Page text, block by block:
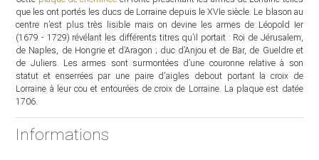
que les ont portés les ducs de Lorraine depuis le XVIe siècle. Le blason au
centre n’est plus très lisible mais on devine les armes de Léopold Ier
(1679 - 1729) révélant les différents titres qu’il portait : Roi de Jérusalem,
de Naples, de Hongrie et d’Aragon ; duc d’Anjou et de Bar, de Gueldre et
de Juliers. Les armes sont surmontées d’une couronne relative à son
statut et enserrées par une paire d'aigles debout portant la croix de
Lorraine à leur cou et entourées de croix de Lorraine. La plaque est datée
1706.
Informations